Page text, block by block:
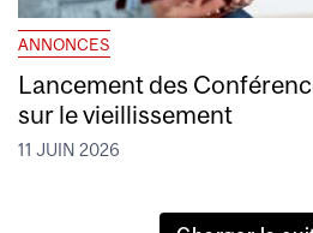
ANNONCES
Lancement des
sur le vieillissement
11 JUIN 2026